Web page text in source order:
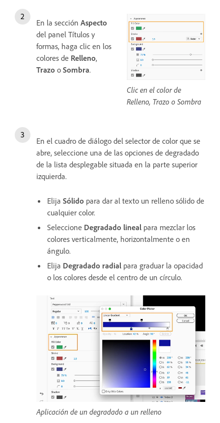
En la sección Aspecto
del panel Títulos y
formas, haga clic en los
colores de Relleno,
Trazo o Sombra.
Clic en el color de
Relleno, Trazo o Sombra
En el cuadro de diálogo del selector de color que se
abre, seleccione una de las opciones de degradado
de la lista desplegable situada en la parte superior
izquierda.
Elija Sólido para dar al texto un relleno sólido de
cualquier color.
Seleccione Degradado lineal para mezclar los
colores verticalmente, horizontalmente o en
ángulo.
Elija Degradado radial para graduar la opacidad
o los colores desde el centro de un círculo.
Aplicación de un degradado a un relleno